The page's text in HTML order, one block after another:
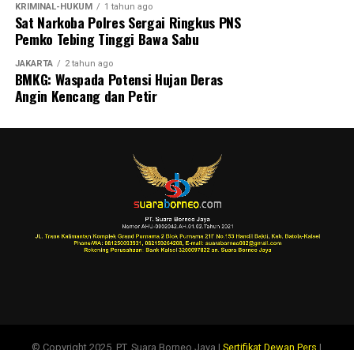
KRIMINAL-HUKUM 1 tahun ago
Sat Narkoba Polres Sergai Ringkus PNS
Pemko Tebing Tinggi Bawa Sabu
JAKARTA 2 tahun ago
BMKG: Waspada Potensi Hujan Deras
Angin Kencang dan Petir
© Copyright 2025, PT. Suara Borneo Jaya |Sertifikat Dewan Pers |